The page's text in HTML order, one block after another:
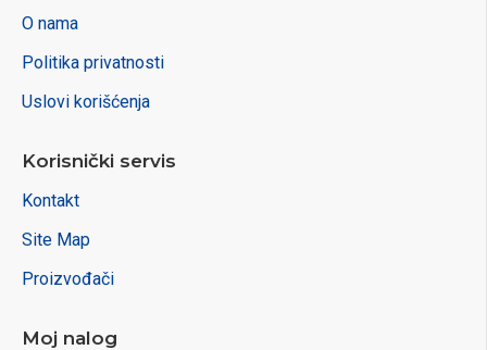
O nama
Politika privatnosti
Uslovi korišćenja
Korisnički servis
Kontakt
Site Map
Proizvođači
Moj nalog